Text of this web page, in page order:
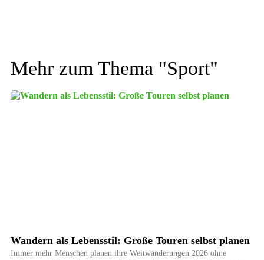
Mehr zum Thema "Sport"
Wandern als Lebensstil: Große Touren selbst planen
Immer mehr Menschen planen ihre Weitwanderungen 2026 ohne